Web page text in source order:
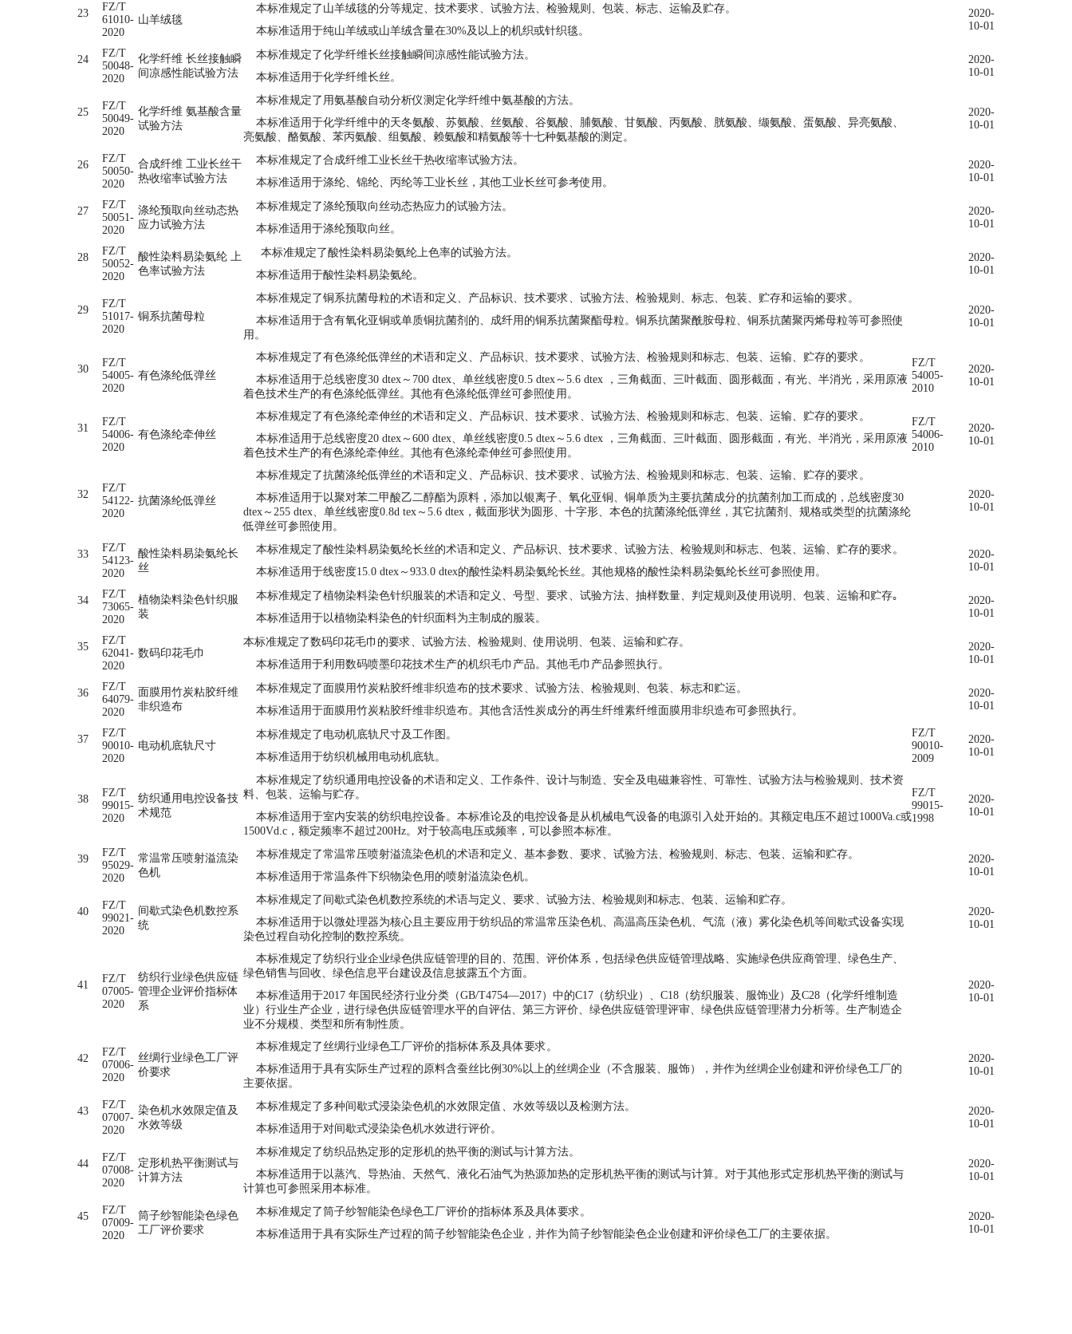
23
FZ/T
61010-
2020
山羊绒毯
本标准规定了山羊绒毯的分等规定、技术要求、试验方法、检验规则、包装、标志、运输及贮存。
本标准适用于纯山羊绒或山羊绒含量在30%及以上的机织或针织毯。
2020-
10-01
24
FZ/T
50048-
2020
化学纤维 长丝接触瞬
间凉感性能试验方法
本标准规定了化学纤维长丝接触瞬间凉感性能试验方法。
本标准适用于化学纤维长丝。
2020-
10-01
25
FZ/T
50049-
2020
化学纤维 氨基酸含量
试验方法
本标准规定了用氨基酸自动分析仪测定化学纤维中氨基酸的方法。
本标准适用于化学纤维中的天冬氨酸、苏氨酸、丝氨酸、谷氨酸、脯氨酸、甘氨酸、丙氨酸、胱氨酸、缬氨酸、蛋氨酸、异亮氨酸、
亮氨酸、酪氨酸、苯丙氨酸、组氨酸、赖氨酸和精氨酸等十七种氨基酸的测定。
2020-
10-01
26
FZ/T
50050-
2020
合成纤维 工业长丝干
热收缩率试验方法
本标准规定了合成纤维工业长丝干热收缩率试验方法。
本标准适用于涤纶、锦纶、丙纶等工业长丝，其他工业长丝可参考使用。
2020-
10-01
27
FZ/T
50051-
2020
涤纶预取向丝动态热
应力试验方法
本标准规定了涤纶预取向丝动态热应力的试验方法。
本标准适用于涤纶预取向丝。
2020-
10-01
28
FZ/T
50052-
2020
酸性染料易染氨纶 上
色率试验方法
本标准规定了酸性染料易染氨纶上色率的试验方法。
本标准适用于酸性染料易染氨纶。
2020-
10-01
29
FZ/T
51017-
2020
铜系抗菌母粒
本标准规定了铜系抗菌母粒的术语和定义、产品标识、技术要求、试验方法、检验规则、标志、包装、贮存和运输的要求。
本标准适用于含有氧化亚铜或单质铜抗菌剂的、成纤用的铜系抗菌聚酯母粒。铜系抗菌聚酰胺母粒、铜系抗菌聚丙烯母粒等可参照使
用。
2020-
10-01
30
FZ/T
54005-
2020
有色涤纶低弹丝
本标准规定了有色涤纶低弹丝的术语和定义、产品标识、技术要求、试验方法、检验规则和标志、包装、运输、贮存的要求。
本标准适用于总线密度30 dtex～700 dtex、单丝线密度0.5 dtex～5.6 dtex ，三角截面、三叶截面、圆形截面，有光、半消光，采用原液
着色技术生产的有色涤纶低弹丝。其他有色涤纶低弹丝可参照使用。
FZ/T
54005-
2010
2020-
10-01
31
FZ/T
54006-
2020
有色涤纶牵伸丝
本标准规定了有色涤纶牵伸丝的术语和定义、产品标识、技术要求、试验方法、检验规则和标志、包装、运输、贮存的要求。
本标准适用于总线密度20 dtex～600 dtex、单丝线密度0.5 dtex～5.6 dtex ，三角截面、三叶截面、圆形截面，有光、半消光，采用原液
着色技术生产的有色涤纶牵伸丝。其他有色涤纶牵伸丝可参照使用。
FZ/T
54006-
2010
2020-
10-01
32
FZ/T
54122-
2020
抗菌涤纶低弹丝
本标准规定了抗菌涤纶低弹丝的术语和定义、产品标识、技术要求、试验方法、检验规则和标志、包装、运输、贮存的要求。
本标准适用于以聚对苯二甲酸乙二醇酯为原料，添加以银离子、氧化亚铜、铜单质为主要抗菌成分的抗菌剂加工而成的，总线密度30
dtex～255 dtex、单丝线密度0.8d tex～5.6 dtex，截面形状为圆形、十字形、本色的抗菌涤纶低弹丝，其它抗菌剂、规格或类型的抗菌涤纶
低弹丝可参照使用。
2020-
10-01
33
FZ/T
54123-
2020
酸性染料易染氨纶长
丝
本标准规定了酸性染料易染氨纶长丝的术语和定义、产品标识、技术要求、试验方法、检验规则和标志、包装、运输、贮存的要求。
本标准适用于线密度15.0 dtex～933.0 dtex的酸性染料易染氨纶长丝。其他规格的酸性染料易染氨纶长丝可参照使用。
2020-
10-01
34
FZ/T
73065-
2020
植物染料染色针织服
装
本标准规定了植物染料染色针织服装的术语和定义、号型、要求、试验方法、抽样数量、判定规则及使用说明、包装、运输和贮存｡
本标准适用于以植物染料染色的针织面料为主制成的服装。
2020-
10-01
35
FZ/T
62041-
2020
数码印花毛巾
本标准规定了数码印花毛巾的要求、试验方法、检验规则、使用说明、包装、运输和贮存。
本标准适用于利用数码喷墨印花技术生产的机织毛巾产品。其他毛巾产品参照执行。
2020-
10-01
36
FZ/T
64079-
2020
面膜用竹炭粘胶纤维
非织造布
本标准规定了面膜用竹炭粘胶纤维非织造布的技术要求、试验方法、检验规则、包装、标志和贮运。
本标准适用于面膜用竹炭粘胶纤维非织造布。其他含活性炭成分的再生纤维素纤维面膜用非织造布可参照执行。
2020-
10-01
37
FZ/T
90010-
2020
电动机底轨尺寸
本标准规定了电动机底轨尺寸及工作图。
本标准适用于纺织机械用电动机底轨。
FZ/T
90010-
2009
2020-
10-01
38
FZ/T
99015-
2020
纺织通用电控设备技
术规范
本标准规定了纺织通用电控设备的术语和定义、工作条件、设计与制造、安全及电磁兼容性、可靠性、试验方法与检验规则、技术资
料、包装、运输与贮存。
本标准适用于室内安装的纺织电控设备。本标准论及的电控设备是从机械电气设备的电源引入处开始的。其额定电压不超过1000Va.c或
1500Vd.c，额定频率不超过200Hz。对于较高电压或频率，可以参照本标准。
FZ/T
99015-
1998
2020-
10-01
39
FZ/T
95029-
2020
常温常压喷射溢流染
色机
本标准规定了常温常压喷射溢流染色机的术语和定义、基本参数、要求、试验方法、检验规则、标志、包装、运输和贮存。
本标准适用于常温条件下织物染色用的喷射溢流染色机。
2020-
10-01
40
FZ/T
99021-
2020
间歇式染色机数控系
统
本标准规定了间歇式染色机数控系统的术语与定义、要求、试验方法、检验规则和标志、包装、运输和贮存。
本标准适用于以微处理器为核心且主要应用于纺织品的常温常压染色机、高温高压染色机、气流（液）雾化染色机等间歇式设备实现
染色过程自动化控制的数控系统。
2020-
10-01
41
FZ/T
07005-
2020
纺织行业绿色供应链
管理企业评价指标体
系
本标准规定了纺织行业企业绿色供应链管理的目的、范围、评价体系，包括绿色供应链管理战略、实施绿色供应商管理、绿色生产、
绿色销售与回收、绿色信息平台建设及信息披露五个方面。
本标准适用于2017 年国民经济行业分类（GB/T4754—2017）中的C17（纺织业）、C18（纺织服装、服饰业）及C28（化学纤维制造
业）行业生产企业，进行绿色供应链管理水平的自评估、第三方评价、绿色供应链管理评审、绿色供应链管理潜力分析等。生产制造企
业不分规模、类型和所有制性质。
2020-
10-01
42
FZ/T
07006-
2020
丝绸行业绿色工厂评
价要求
本标准规定了丝绸行业绿色工厂评价的指标体系及具体要求。
本标准适用于具有实际生产过程的原料含蚕丝比例30%以上的丝绸企业（不含服装、服饰），并作为丝绸企业创建和评价绿色工厂的
主要依据。
2020-
10-01
43
FZ/T
07007-
2020
染色机水效限定值及
水效等级
本标准规定了多种间歇式浸染染色机的水效限定值、水效等级以及检测方法。
本标准适用于对间歇式浸染染色机水效进行评价。
2020-
10-01
44
FZ/T
07008-
2020
定形机热平衡测试与
计算方法
本标准规定了纺织品热定形的定形机的热平衡的测试与计算方法。
本标准适用于以蒸汽、导热油、天然气、液化石油气为热源加热的定形机热平衡的测试与计算。对于其他形式定形机热平衡的测试与
计算也可参照采用本标准。
2020-
10-01
45
FZ/T
07009-
2020
筒子纱智能染色绿色
工厂评价要求
本标准规定了筒子纱智能染色绿色工厂评价的指标体系及具体要求。
本标准适用于具有实际生产过程的筒子纱智能染色企业，并作为筒子纱智能染色企业创建和评价绿色工厂的主要依据。
2020-
10-01